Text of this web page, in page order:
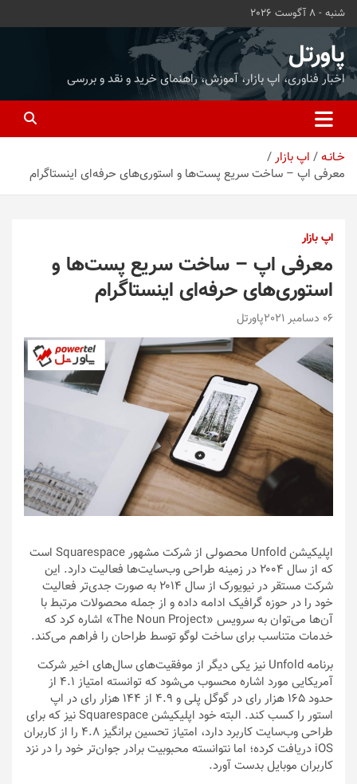
محتوا
بروید
شنبه - 8 آگوست 2026
پاورتل
اخبار فناوری، اپ بازار، آموزش، راهنمای خرید و نقد و بررسی
خـانـه
اپ بازار
معرفی اپ – ساخت سریع پست‌ها و استوری‌های حرفه‌ای اینستاگرام
اپ بازار
معرفی اپ – ساخت سریع پست‌ها و
استوری‌های حرفه‌ای اینستاگرام
06 دسامبر 2021 پاورتل
اپلیکیشن Unfold محصولی از شرکت مشهور Squarespace است
که از سال ۲۰۰۴ در زمینه طراحی وب‌سایت‌ها فعالیت دارد. این
شرکت مستقر در نیویورک از سال ۲۰۱۴ به صورت جدی‌تر فعالیت
خود را در حوزه گرافیک ادامه داده و از جمله محصولات مرتبط با
آن‌ها می‌توان به سرویس «The Noun Project» اشاره کرد که
خدمات متناسب برای ساخت لوگو توسط طراحان را فراهم می‌کند.
برنامه Unfold نیز یکی دیگر از موفقیت‌های سال‌های اخیر شرکت
آمریکایی مورد اشاره محسوب می‌شود که توانسته امتیاز ۴.۱ از
حدود ۱۶۵ هزار رای در گوگل پلی و ۴.۹ از ۱۴۴ هزار رای در اپ
استور را کسب کند. البته خود اپلیکیشن Squarespace نیز که برای
طراحی وب‌سایت کاربرد دارد، امتیاز تحسین برانگیز ۴.۸ را از کاربران
iOS دریافت کرده؛ اما نتوانسته محبوبیت برادر جوان‌تر خود را در نزد
کاربران موبایل بدست آورد.